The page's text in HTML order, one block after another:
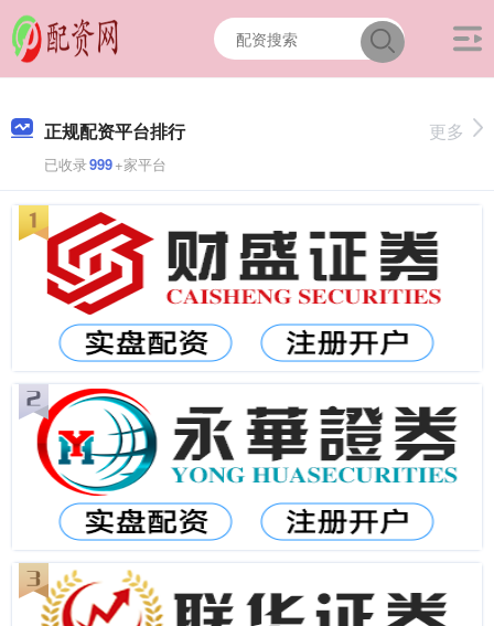
正规配资平台排行
已收录999+家平台
更多